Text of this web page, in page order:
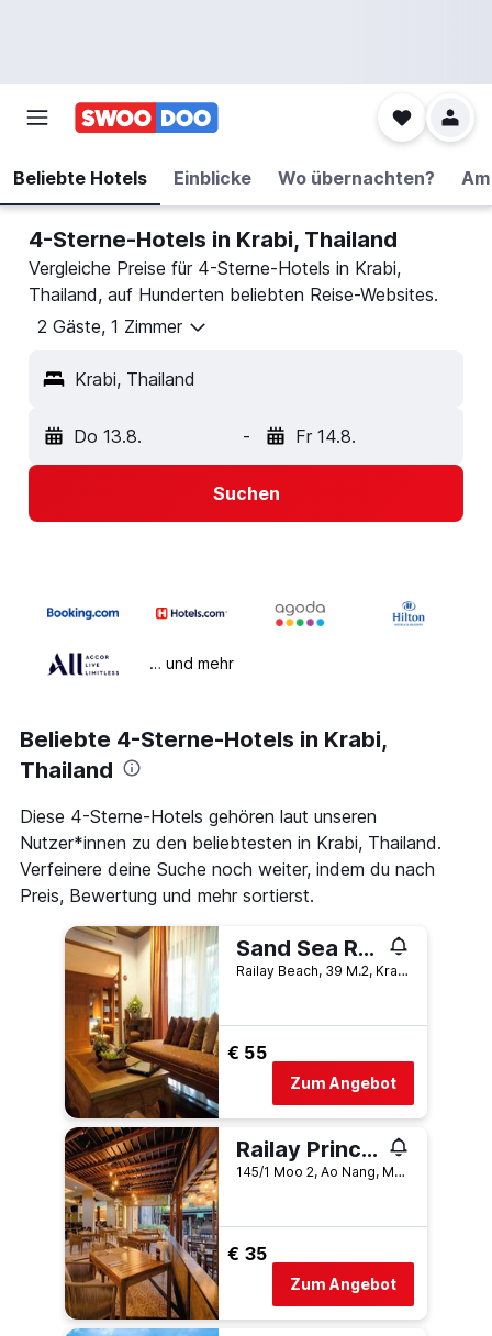
Beliebte Hotels Einblicke Wo übernachten?
4-Sterne-Hotels in Krabi, Thailand
Vergleiche Preise für 4-Sterne-Hotels in Krabi,
Thailand, auf Hunderten beliebten Reise-Websites.
2 Gäste, 1 Zimmer
Krabi, Thailand
Do 13.8. - Fr 14.8.
Suchen
… und mehr
Beliebte 4-Sterne-Hotels in Krabi,
Thailand
Diese 4-Sterne-Hotels gehören laut unseren
Nutzer*innen zu den beliebtesten in Krabi, Thailand.
Verfeinere deine Suche noch weiter, indem du nach
Preis, Bewertung und mehr sortierst.
Sand Sea Resort
Railay Beach, 39 M.2, Krabi, Thailand
€ 55
Zum Angebot
Railay Princess Resort & Spa
145/1 Moo 2, Ao Nang, Mueang, Krabi, Krabi, Thailand
€ 35
Zum Angebot